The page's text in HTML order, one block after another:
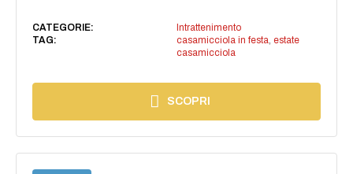
CATEGORIE:
Intrattenimento
TAG:
casamicciola in festa estate
casamicciola
SCOPRI